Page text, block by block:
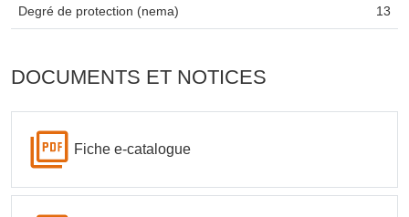
Degré de protection (nema) 13
DOCUMENTS ET NOTICES
Fiche e-catalogue